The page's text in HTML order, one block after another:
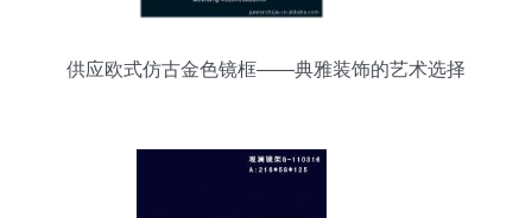
供应欧式仿古金色镜框——典雅装饰的艺术选择